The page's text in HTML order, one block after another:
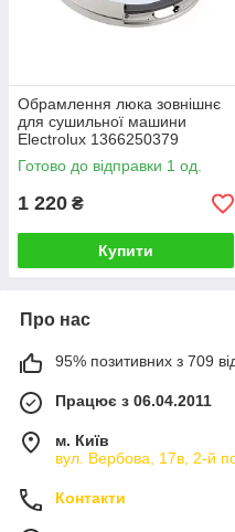
Обрамлення люка зовнішнє
для сушильної машини
Electrolux 1366250379
Готово до відправки 1 од.
1 220 ₴
Купити
Про нас
95% позитивних з 709
Працює з 06.04.2011
м. Київ
вул. Вербова, 17в, 2-й
Контакти